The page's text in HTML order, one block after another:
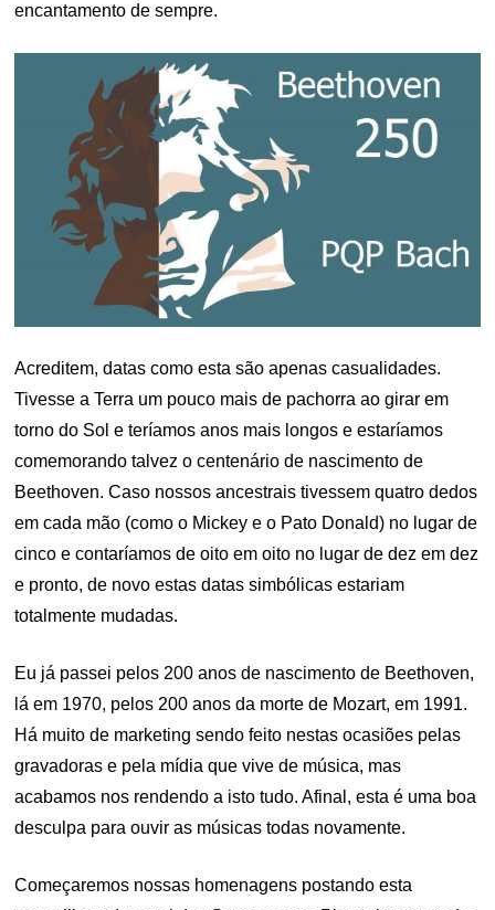
encantamento de sempre.
Acreditem, datas como esta são apenas casualidades.
Tivesse a Terra um pouco mais de pachorra ao girar em
torno do Sol e teríamos anos mais longos e estaríamos
comemorando talvez o centenário de nascimento de
Beethoven. Caso nossos ancestrais tivessem quatro dedos
em cada mão (como o Mickey e o Pato Donald) no lugar de
cinco e contaríamos de oito em oito no lugar de dez em dez
e pronto, de novo estas datas simbólicas estariam
totalmente mudadas.
Eu já passei pelos 200 anos de nascimento de Beethoven,
lá em 1970, pelos 200 anos da morte de Mozart, em 1991.
Há muito de marketing sendo feito nestas ocasiões pelas
gravadoras e pela mídia que vive de música, mas
acabamos nos rendendo a isto tudo. Afinal, esta é uma boa
desculpa para ouvir as músicas todas novamente.
Começaremos nossas homenagens postando esta